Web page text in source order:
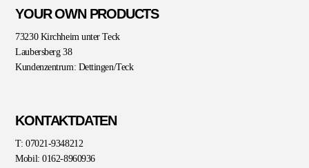
YOUR OWN PRODUCTS
73230 Kirchheim unter Teck
Laubersberg 38
Kundenzentrum: Dettingen/Teck
KONTAKTDATEN
T: 07021-9348212
Mobil: 0162-8960936